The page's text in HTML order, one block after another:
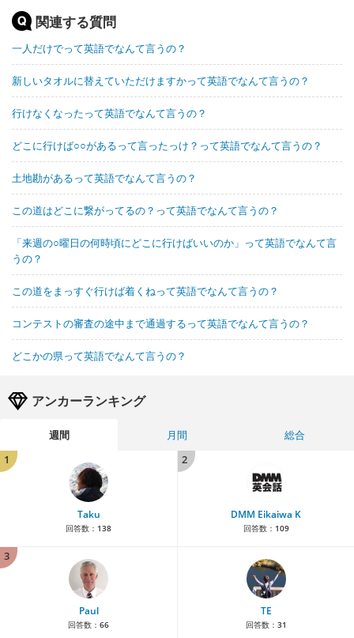
関連する質問
一人だけでって英語でなんて言うの？
新しいタオルに替えていただけますかって英語でなんて言うの？
行けなくなったって英語でなんて言うの？
どこに行けば○○があるって言ったっけ？って英語でなんて言うの？
土地勘があるって英語でなんて言うの？
この道はどこに繋がってるの？って英語でなんて言うの？
「来週の○曜日の何時頃にどこに行けばいいのか」って英語でなんて言
うの？
この道をまっすぐ行けば着くねって英語でなんて言うの？
コンテストの審査の途中まで通過するって英語でなんて言うの？
どこかの県って英語でなんて言うの？
アンカーランキング
週間 月間
総合
1
Taku
回答数： 138
2
DMM Eikaiwa K
回答数： 109
3
Paul
回答数： 66
TE
回答数： 31